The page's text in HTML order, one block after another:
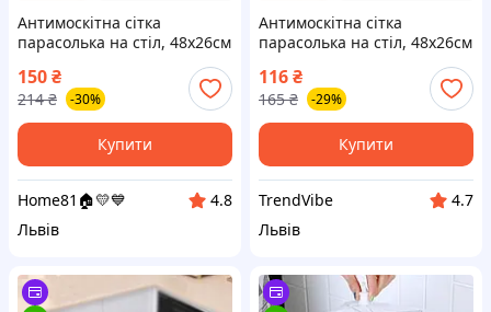
Антимоскітна сітка
парасолька на стіл, 48х26см
/ Антимоскітна парасолька-
ковпак для продуктів / Сітка
чохол на стіл
150₴
214 ₴ -30%
Купити
Home81🏠💛💙
4.8
Львів
Антимоскітна сітка
парасолька на стіл, 48х26см
/ Антимоскітна парасолька-
ковпак для продуктів / Сітка
чохол на стіл
116₴
165 ₴ -29%
Купити
TrendVibe
4.7
Львів